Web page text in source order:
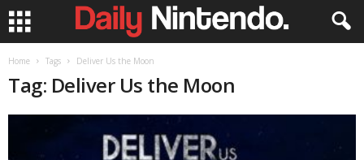
Home Tags Deliver Us the Moon
Tag: Deliver Us the Moon